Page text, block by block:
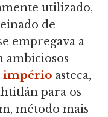
utilizado,
de
empregava a
ambiciosos
império asteca,
para os
método mais